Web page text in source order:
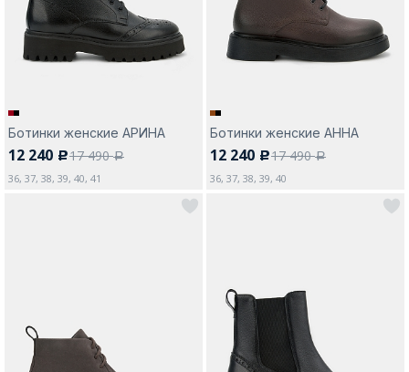
Ботинки женские АРИНА
12 240 c17 490a
36, 37, 38, 39, 40, 41
Ботинки женские АННА
12 240 c17 490a
36, 37, 38, 39, 40